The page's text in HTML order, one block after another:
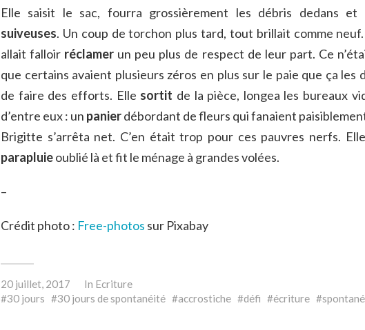
Elle saisit le sac, fourra grossièrement les débris dedans et
suiveuses. Un coup de torchon plus tard, tout brillait comme
allait falloir réclamer un peu plus de respect de leur part. Ce
que certains avaient plusieurs zéros en plus sur le paie que ça les
de faire des efforts. Elle sortit de la pièce, longea les bureaux
d’entre eux : un panierdébordant de fleurs qui fanaient
Brigitte s’arrêta net. C’en était trop pour ces pauvres nerfs.
parapluieoublié là et fit le ménage à grandes volées.
–
Crédit photo : Free-photos sur Pixabay
20 juillet, 2017 In Ecriture
30 jours
30 jours de spontanéité accrostiche défi écriture